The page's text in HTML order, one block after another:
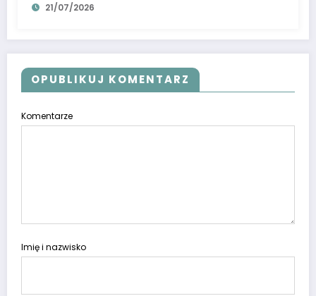
21/07/2026
OPUBLIKUJ KOMENTARZ
Komentarze
Imię i nazwisko